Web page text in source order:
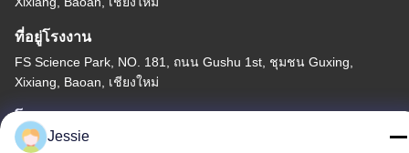
ที่อยู่โรงงาน
FS Science Park, NO. 181, ถนน Gushu 1st, ชุมชน Guxing,
Xixiang, Baoan, เชียงใหม่
โทร
86-0755-22300563
Jessie